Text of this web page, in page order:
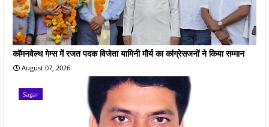
कॉमनवेल्थ गेम्स में रजत पदक विजेता यामिनी मौर्य का कांग्रेसजनों ने किया सम्मान
August 07, 2026
Sagar